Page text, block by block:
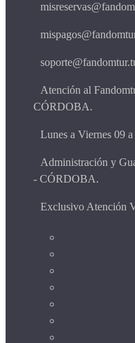
Atención al
CÓRDOBA.
Lunes a Viernes 09
Administración y
- CÓRDOBA.
Exclusivo Atención